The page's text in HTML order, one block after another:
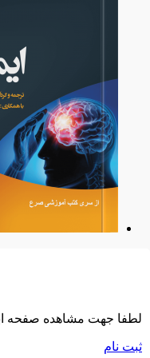
لطفا جهت مشاهده صفحه
ثبت نام